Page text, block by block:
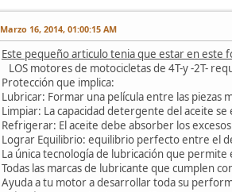
Marzo 16, 2014, 01:00:15 AM
Este pequeño articulo tenia que estar en este
LOS motores de motocicletas de 4T-y -2T-
Protección que implica:
Lubricar: Formar una película entre las piezas
Limpiar: La capacidad detergente del aceite
Refrigerar: El aceite debe absorber los
Lograr Equilibrio: equilibrio perfecto entre el
La única tecnología de lubricación que
Todas las marcas de lubricante que cumplen
Ayuda a tu motor a desarrollar toda su